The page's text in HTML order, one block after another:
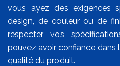
vous ayez des exigences
design, de couleur ou de
respecter vos
pouvez avoir confiance dans
qualité du produit.